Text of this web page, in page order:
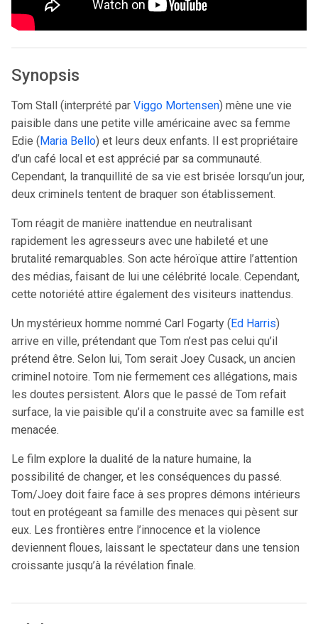
Synopsis
Tom Stall (interprété par Viggo Mortensen) mène une vie
paisible dans une petite ville américaine avec sa femme
Edie (Maria Bello) et leurs deux enfants. Il est propriétaire
d’un café local et est apprécié par sa communauté.
Cependant, la tranquillité de sa vie est brisée lorsqu’un jour,
deux criminels tentent de braquer son établissement.
Tom réagit de manière inattendue en neutralisant
rapidement les agresseurs avec une habileté et une
brutalité remarquables. Son acte héroïque attire l’attention
des médias, faisant de lui une célébrité locale. Cependant,
cette notoriété attire également des visiteurs inattendus.
Un mystérieux homme nommé Carl Fogarty (Ed Harris)
arrive en ville, prétendant que Tom n’est pas celui qu’il
prétend être. Selon lui, Tom serait Joey Cusack, un ancien
criminel notoire. Tom nie fermement ces allégations, mais
les doutes persistent. Alors que le passé de Tom refait
surface, la vie paisible qu’il a construite avec sa famille est
menacée.
Le film explore la dualité de la nature humaine, la
possibilité de changer, et les conséquences du passé.
Tom/Joey doit faire face à ses propres démons intérieurs
tout en protégeant sa famille des menaces qui pèsent sur
eux. Les frontières entre l’innocence et la violence
deviennent floues, laissant le spectateur dans une tension
croissante jusqu’à la révélation finale.